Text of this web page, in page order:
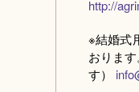
http://
※結婚式
おりま
す）